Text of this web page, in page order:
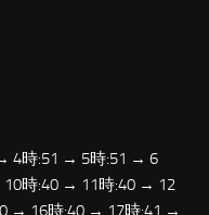
4時:51 → 5時:51 → 6
時:40 → 11時:40 → 12
→ 16時:40 → 17時:41 →